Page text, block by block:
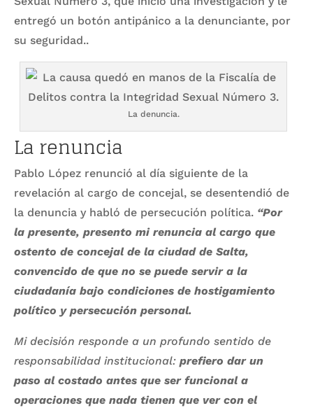
entregó un botón antipánico a la denunciante, por
su seguridad..
La denuncia.
La renuncia
Pablo López renunció al día siguiente de la
revelación al cargo de concejal, se desentendió de
la denuncia y habló de persecución política. “Por
la presente, presento mi renuncia al cargo que
ostento de concejal de la ciudad de Salta,
convencido de que no se puede servir a la
ciudadanía bajo condiciones de hostigamiento
político y persecución personal.
Mi decisión responde a un profundo sentido de
responsabilidad institucional: prefiero dar un
paso al costado antes que ser funcional a
operaciones que nada tienen que ver con el